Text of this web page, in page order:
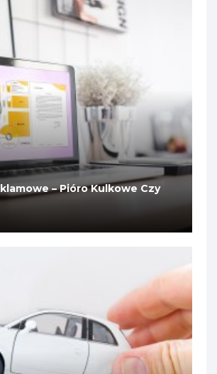
– Pióro Kulkowe Czy